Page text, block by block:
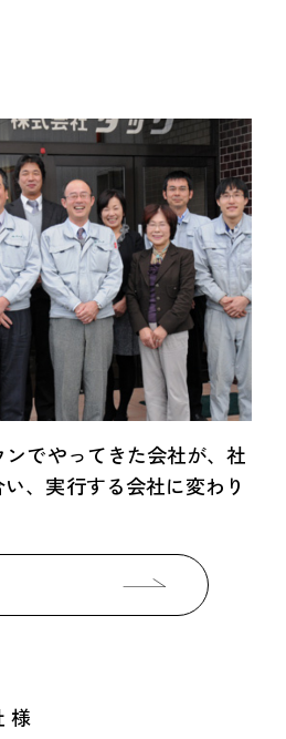
でやってきた会社が、社
、実行する会社に変わり
様